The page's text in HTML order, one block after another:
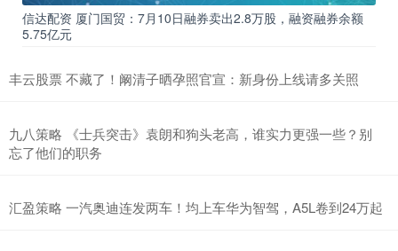
信达配资 厦门国贸：7月10日融券卖出2.8万股，融资融券余额
5.75亿元
丰云股票 不藏了！阚清子晒孕照官宣：新身份上线请多关照
九八策略 《士兵突击》袁朗和狗头老高，谁实力更强一些？别
忘了他们的职务
汇盈策略 一汽奥迪连发两车！均上车华为智驾，A5L卷到24万起